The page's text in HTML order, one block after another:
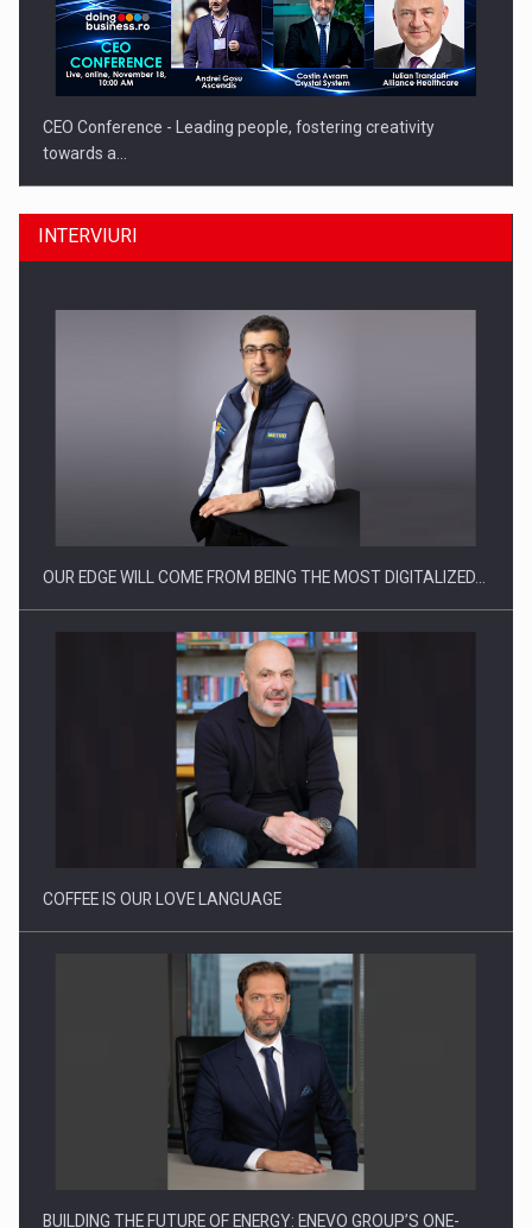
CEO Conference - Leading people, fostering creativity
towards a…
CEO Conference - Shaping The Future - Technology and…
Webinar - Business Evolution-RETHINK STRATEGY-Finantare
Investitii Digitalizare
INTERVIURI
OUR EDGE WILL COME FROM BEING THE MOST DIGITALIZED…
COFFEE IS OUR LOVE LANGUAGE
BUILDING THE FUTURE OF ENERGY: ENEVO GROUP’S ONE-